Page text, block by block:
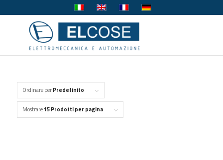
Ordinare perPredefinito
Mostrare15 Prodotti per pagina